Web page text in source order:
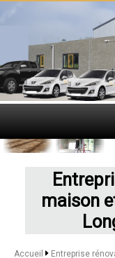
maison
Accueil
Entreprise